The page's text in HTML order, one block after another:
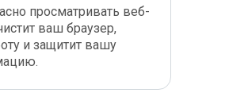
просматривать веб-
ваш браузер,
и защитит вашу